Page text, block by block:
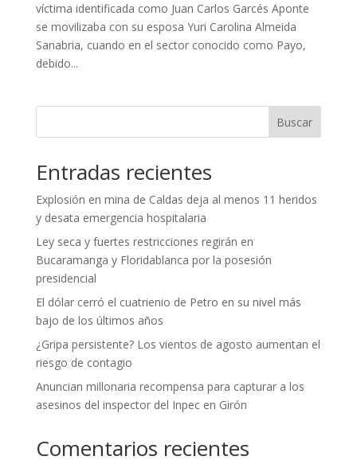
víctima identificada como Juan Carlos Garcés Aponte
se movilizaba con su esposa Yuri Carolina Almeida
Sanabria, cuando en el sector conocido como Payo,
debido...
Buscar
Entradas recientes
Explosión en mina de Caldas deja al menos 11 heridos
y desata emergencia hospitalaria
Ley seca y fuertes restricciones regirán en
Bucaramanga y Floridablanca por la posesión
presidencial
El dólar cerró el cuatrienio de Petro en su nivel más
bajo de los últimos años
¿Gripa persistente? Los vientos de agosto aumentan el
riesgo de contagio
Anuncian millonaria recompensa para capturar a los
asesinos del inspector del Inpec en Girón
Comentarios recientes